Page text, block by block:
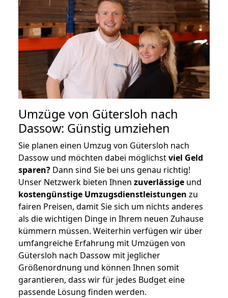
Umzüge von Gütersloh nach
Dassow: Günstig umziehen
Sie planen einen Umzug von Gütersloh nach
Dassow und möchten dabei möglichstviel Geld
sparen? Dann sind Sie bei uns genau richtig!
Unser Netzwerk bieten Ihnen zuverlässige und
kostengünstige Umzugsdienstleistungen zu
fairen Preisen, damit Sie sich um nichts anderes
als die wichtigen Dinge in Ihrem neuen Zuhause
kümmern müssen. Weiterhin verfügen wir über
umfangreiche Erfahrung mit Umzügen von
Gütersloh nach Dassow mit jeglicher
Größenordnung und können Ihnen somit
garantieren, dass wir für jedes Budget eine
passende Lösung finden werden.